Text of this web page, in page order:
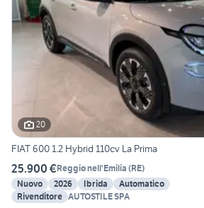
20
FIAT 600 1.2 Hybrid 110cv La Prima
25.900 €Reggio nell'Emilia (RE)
Nuovo
2026 Ibrida
Automatico
Rivenditore AUTOSTILE SPA